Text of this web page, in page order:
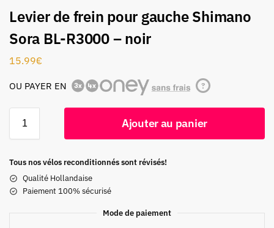
Levier de frein pour gauche Shimano
Sora BL-R3000 – noir
15.99€
OU PAYER EN ?
Ajouter au panier
Tous nos vélos reconditionnés sont révisés!
Qualité Hollandaise
Paiement 100% sécurisé
Mode de paiement